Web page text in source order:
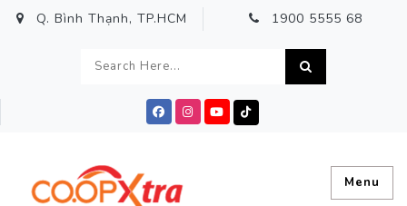
Q. Bình Thạnh, TP.HCM 1900 5555 68
Menu